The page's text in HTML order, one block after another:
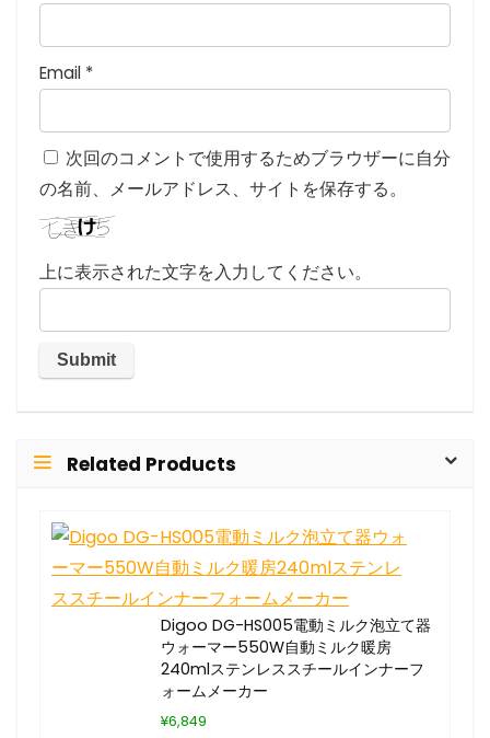
Email *
次回のコメントで使用するためブラウザーに自分
の名前、メールアドレス、サイトを保存する。
上に表示された文字を入力してください。
Related Products
Digoo DG-HS005電動ミルク泡立て器
ウォーマー550W自動ミルク暖房
240mlステンレススチールインナーフ
ォームメーカー
¥6,849